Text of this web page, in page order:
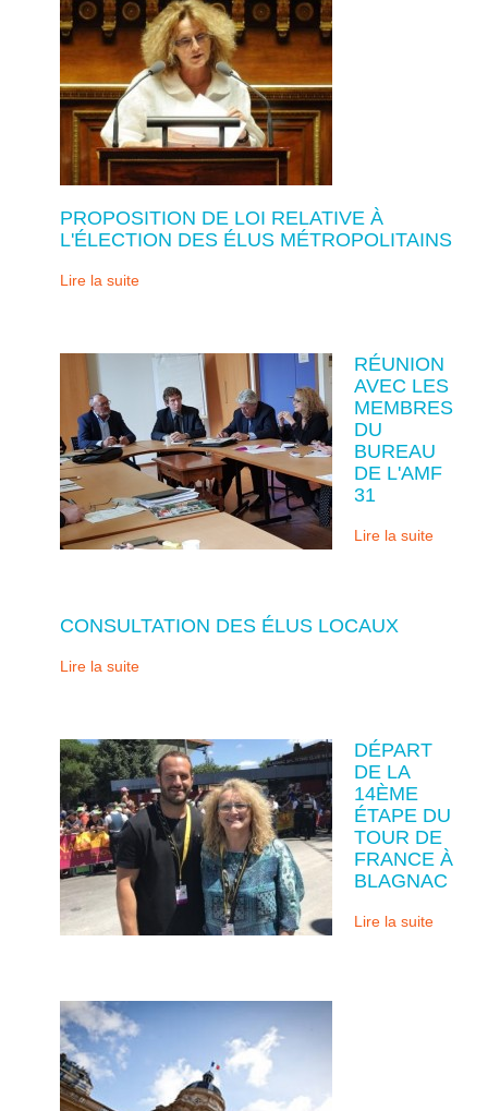
PROPOSITION DE LOI RELATIVE À
L'ÉLECTION DES ÉLUS MÉTROPOLITAINS
Lire la suite
RÉUNION
AVEC LES
MEMBRES
DU
BUREAU
DE L'AMF
31
Lire la suite
CONSULTATION DES ÉLUS LOCAUX
Lire la suite
DÉPART
DE LA
14ÈME
ÉTAPE DU
TOUR DE
FRANCE À
BLAGNAC
Lire la suite